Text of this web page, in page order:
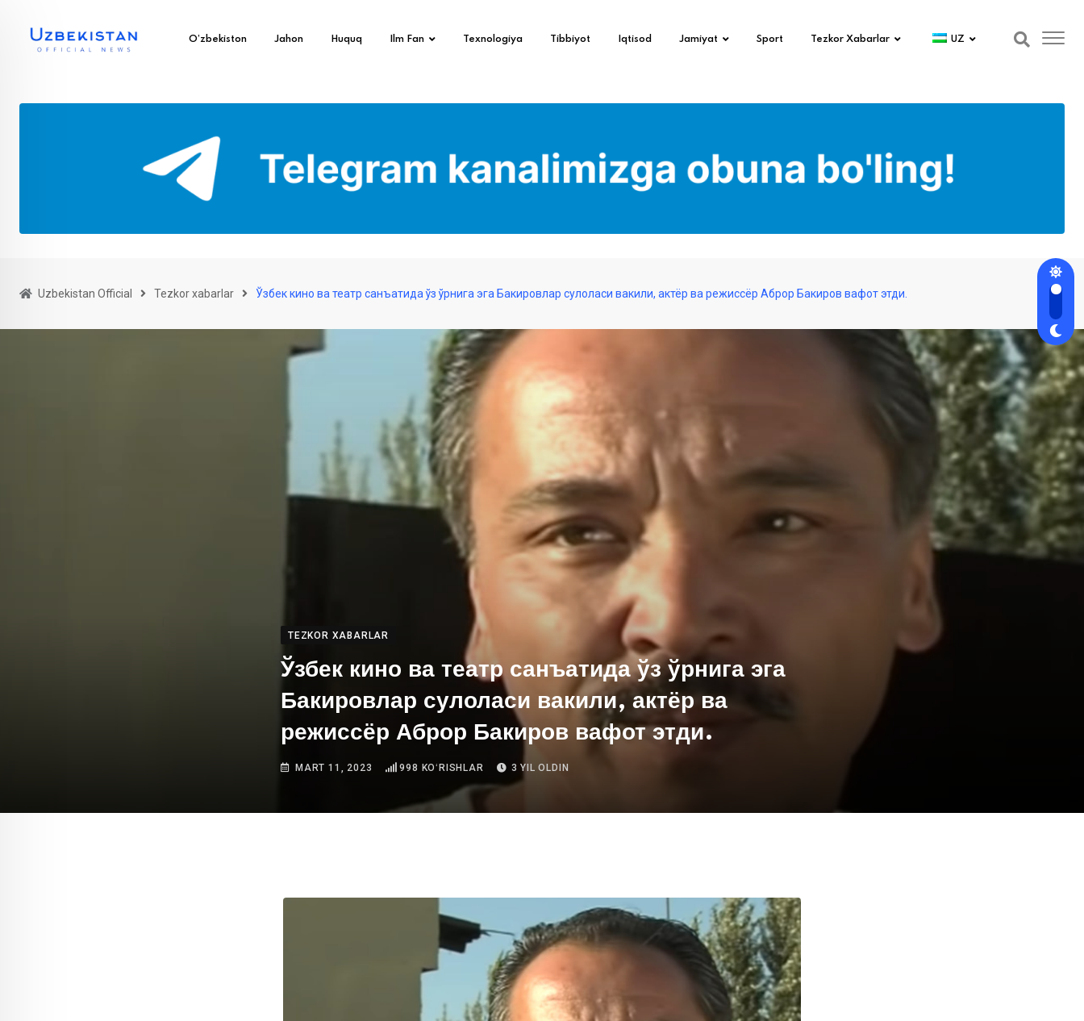
O’zbekiston Jahon Huquq Ilm Fan Texnologiya Tibbiyot Iqtisod Jamiyat Sport Tezkor Xabarlar UZ
Uzbekistan Official Tezkor xabarlar Ўзбек кино ва театр санъатида ўз ўрнига эга Бакировлар сулоласи вакили, актёр ва режиссёр Аброр Бакиров вафот этди.
TEZKOR XABARLAR
Ўзбек кино ва театр санъатида ўз ўрнига эга
Бакировлар сулоласи вакили, актёр ва
режиссёр Аброр Бакиров вафот этди.
MART 11, 2023 998 KOʻRISHLAR 3 YIL OLDIN